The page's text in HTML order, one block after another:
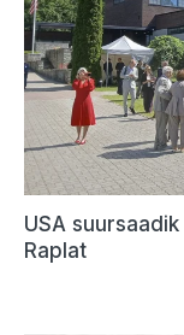
USA
Raplat